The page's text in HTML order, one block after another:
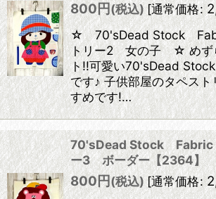
800円(税込)[通常価格:
☆ 70'sDead Stock
トリー2 女の子 ☆ めず
ト!!可愛い70'sDead
です♪ 子供部屋のタペスト
すめです!…
70'sDead Stock Fabric
ー3 ボーダー【2364】
800円(税込)[通常価格: